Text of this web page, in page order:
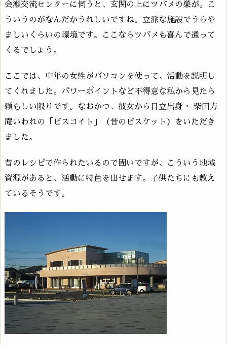
会瀬交流センターに伺うと、玄関の上にツバメの巣が。こ
ういうのがなんだかうれしいですね。立派な施設でうらや
ましいくらいの環境です。ここならツバメも喜んで通って
くるでしょう。
ここでは、中年の女性がパソコンを使って、活動を説明し
てくれました。パワーポイントなど不得意な私から見たら
頼もしい限りです。なおかつ、彼女から日立出身・ 柴田方
庵いわれの「ビスコイト」（昔のビスケット）をいただき
ました。
昔のレシピで作られたいるので固いですが、こういう地域
資源があると、活動に特色を出せます。子供たちにも教え
ているそうです。